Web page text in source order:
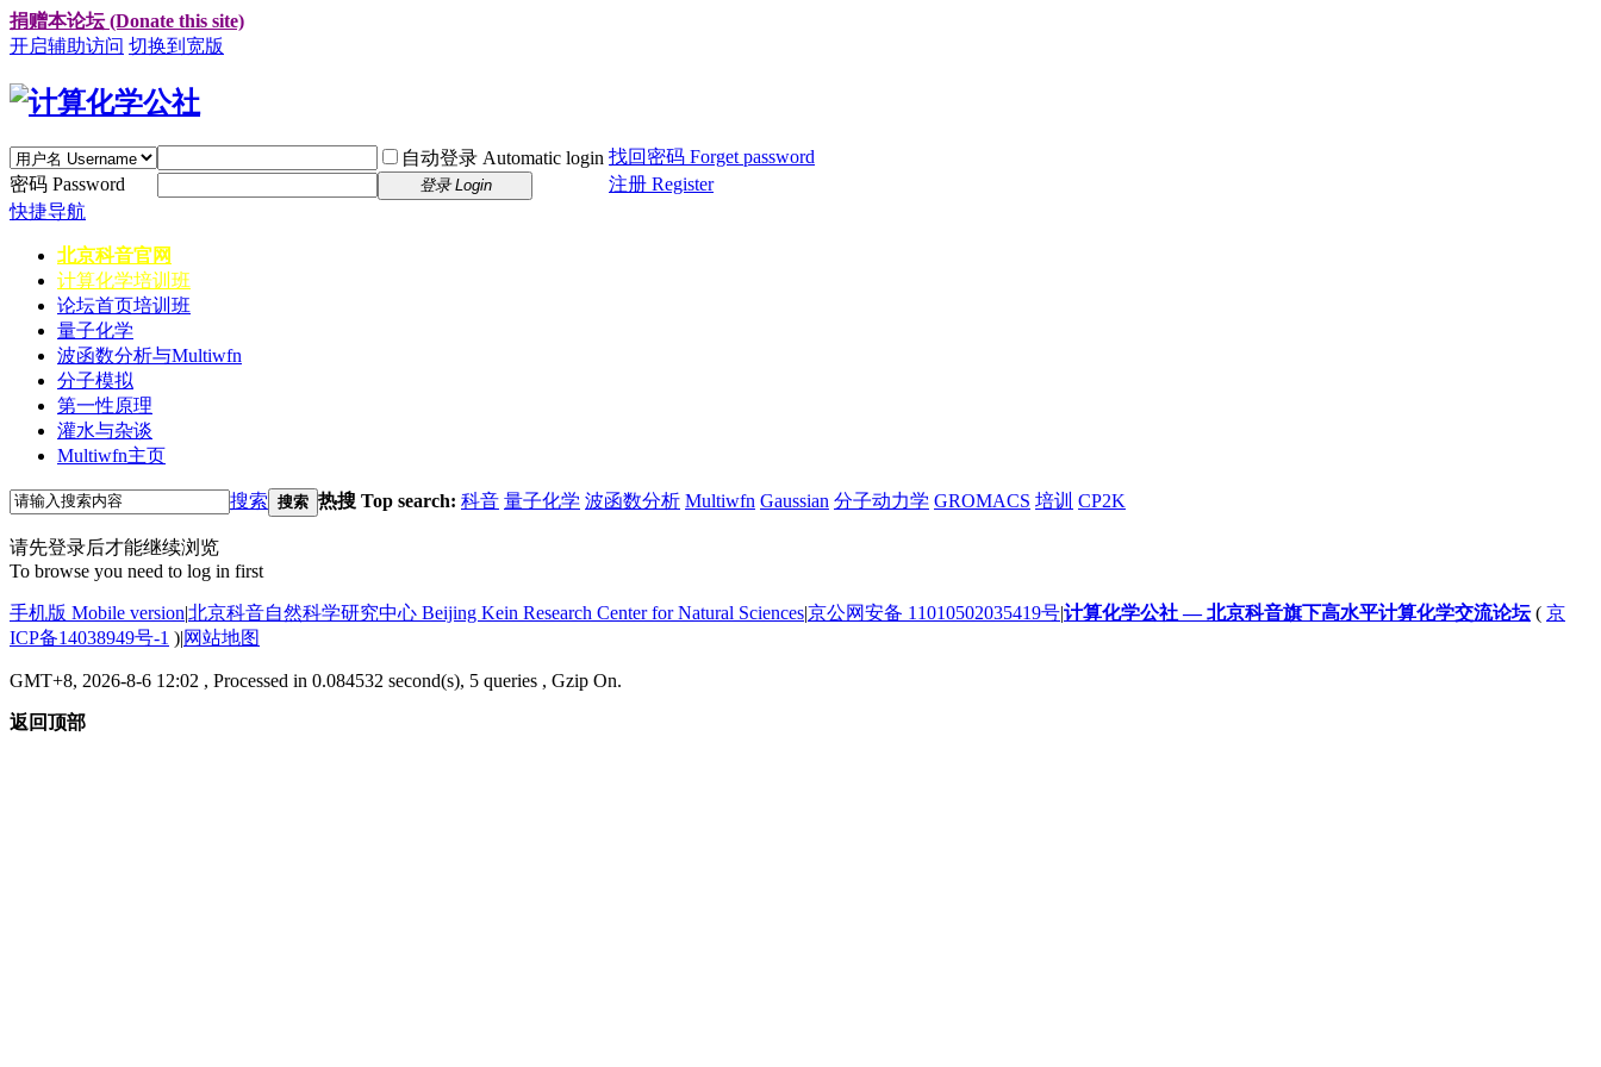
捐赠本论坛 (Donate this site)
开启辅助访问 切换到宽版
自动登录 Automatic login 找回密码 Forget password
密码 Password
登录 Login
注册 Register
快捷导航
北京科音官网
计算化学培训班
论坛首页培训班
量子化学
波函数分析与Multiwfn
分子模拟
第一性原理
灌水与杂谈
Multiwfn主页
搜索 搜索 热搜 Top search: 科音 量子化学 波函数分析 Multiwfn Gaussian 分子动力学 GROMACS 培训 CP2K
请先登录后才能继续浏览
To browse you need to log in first
手机版 Mobile version|北京科音自然科学研究中心 Beijing Kein Research Center for Natural Sciences|京公网安备 11010502035419号|计算化学公社 — 北京科音旗下高水平计算化学交流论坛( 京
ICP备14038949号-1 )|网站地图
GMT+8, 2026-8-6 12:02 , Processed in 0.084532 second(s), 5 queries , Gzip On.
返回顶部